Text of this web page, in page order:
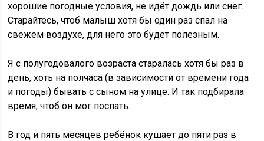
хорошие погодные условия, не идёт дождь или снег.
Старайтесь, чтоб малыш хотя бы один раз спал на
свежем воздухе, для него это будет полезным.
Я с полугодовалого возраста старалась хотя бы раз в
день, хоть на полчаса (в зависимости от времени года
и погоды) бывать с сыном на улице. И так подбирала
время, чтоб он мог поспать.
В год и пять месяцев ребёнок кушает до пяти раз в